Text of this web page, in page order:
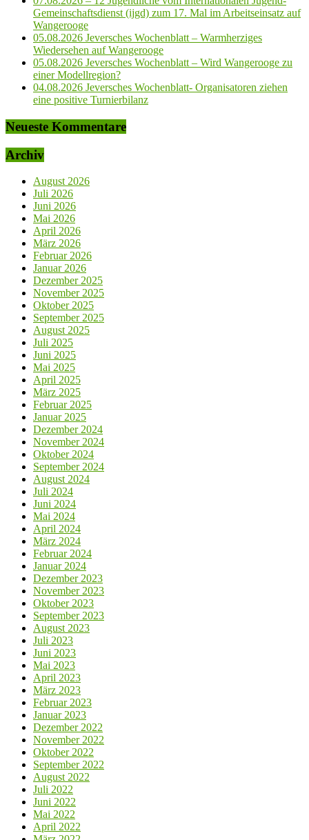
Gemeinschaftsdienst (ijgd) zum 17. Mal im Arbeitseinsatz auf
Wangerooge
05.08.2026 Jeversches Wochenblatt – Warmherziges
Wiedersehen auf Wangerooge
05.08.2026 Jeversches Wochenblatt – Wird Wangerooge zu
einer Modellregion?
04.08.2026 Jeversches Wochenblatt- Organisatoren ziehen
eine positive Turnierbilanz
Neueste Kommentare
Archiv
August 2026
Juli 2026
Juni 2026
Mai 2026
April 2026
März 2026
Februar 2026
Januar 2026
Dezember 2025
November 2025
Oktober 2025
September 2025
August 2025
Juli 2025
Juni 2025
Mai 2025
April 2025
März 2025
Februar 2025
Januar 2025
Dezember 2024
November 2024
Oktober 2024
September 2024
August 2024
Juli 2024
Juni 2024
Mai 2024
April 2024
März 2024
Februar 2024
Januar 2024
Dezember 2023
November 2023
Oktober 2023
September 2023
August 2023
Juli 2023
Juni 2023
Mai 2023
April 2023
März 2023
Februar 2023
Januar 2023
Dezember 2022
November 2022
Oktober 2022
September 2022
August 2022
Juli 2022
Juni 2022
Mai 2022
April 2022